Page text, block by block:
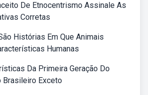
De Etnocentrismo Assinale As
Corretas
Histórias Em Que Animais
Humanas
Da Primeira Geração Do
Brasileiro Exceto